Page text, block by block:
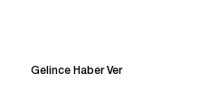
Gelince Haber Ver